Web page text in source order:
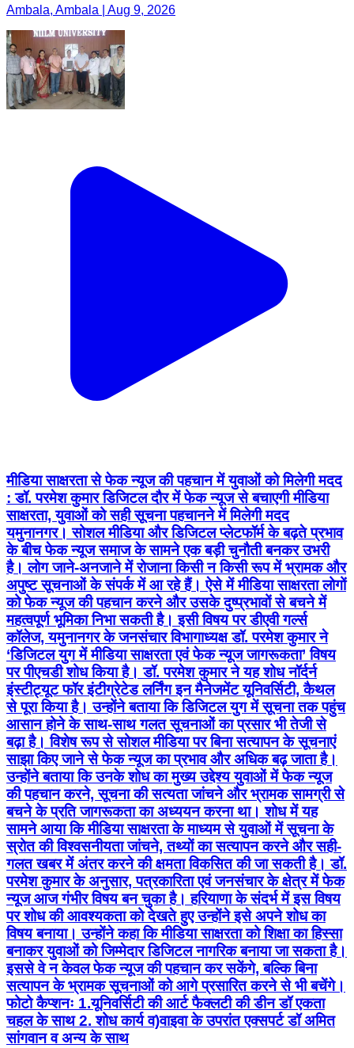
Ambala, Ambala | Aug 9, 2026
मीडिया साक्षरता से फेक न्यूज की पहचान में युवाओं को मिलेगी मदद
: डॉ. परमेश कुमार डिजिटल दौर में फेक न्यूज से बचाएगी मीडिया
साक्षरता, युवाओं को सही सूचना पहचानने में मिलेगी मदद
यमुनानगर। सोशल मीडिया और डिजिटल प्लेटफॉर्म के बढ़ते प्रभाव
के बीच फेक न्यूज समाज के सामने एक बड़ी चुनौती बनकर उभरी
है। लोग जाने-अनजाने में रोजाना किसी न किसी रूप में भ्रामक और
अपुष्ट सूचनाओं के संपर्क में आ रहे हैं। ऐसे में मीडिया साक्षरता लोगों
को फेक न्यूज की पहचान करने और उसके दुष्प्रभावों से बचने में
महत्वपूर्ण भूमिका निभा सकती है। इसी विषय पर डीएवी गर्ल्स
कॉलेज, यमुनानगर के जनसंचार विभागाध्यक्ष डॉ. परमेश कुमार ने
‘डिजिटल युग में मीडिया साक्षरता एवं फेक न्यूज जागरूकता’ विषय
पर पीएचडी शोध किया है। डॉ. परमेश कुमार ने यह शोध नॉर्दर्न
इंस्टीट्यूट फॉर इंटीग्रेटेड लर्निंग इन मैनेजमेंट यूनिवर्सिटी, कैथल
से पूरा किया है। उन्होंने बताया कि डिजिटल युग में सूचना तक पहुंच
आसान होने के साथ-साथ गलत सूचनाओं का प्रसार भी तेजी से
बढ़ा है। विशेष रूप से सोशल मीडिया पर बिना सत्यापन के सूचनाएं
साझा किए जाने से फेक न्यूज का प्रभाव और अधिक बढ़ जाता है।
उन्होंने बताया कि उनके शोध का मुख्य उद्देश्य युवाओं में फेक न्यूज
की पहचान करने, सूचना की सत्यता जांचने और भ्रामक सामग्री से
बचने के प्रति जागरूकता का अध्ययन करना था। शोध में यह
सामने आया कि मीडिया साक्षरता के माध्यम से युवाओं में सूचना के
स्रोत की विश्वसनीयता जांचने, तथ्यों का सत्यापन करने और सही-
गलत खबर में अंतर करने की क्षमता विकसित की जा सकती है। डॉ.
परमेश कुमार के अनुसार, पत्रकारिता एवं जनसंचार के क्षेत्र में फेक
न्यूज आज गंभीर विषय बन चुका है। हरियाणा के संदर्भ में इस विषय
पर शोध की आवश्यकता को देखते हुए उन्होंने इसे अपने शोध का
विषय बनाया। उन्होंने कहा कि मीडिया साक्षरता को शिक्षा का हिस्सा
बनाकर युवाओं को जिम्मेदार डिजिटल नागरिक बनाया जा सकता है।
इससे वे न केवल फेक न्यूज की पहचान कर सकेंगे, बल्कि बिना
सत्यापन के भ्रामक सूचनाओं को आगे प्रसारित करने से भी बचेंगे।
फोटो कैप्शनः 1.यूनिवर्सिटी की आर्ट फैक्लटी की डीन डॉ एकता
चहल के साथ 2. शोध कार्य व)वाइवा के उपरांत एक्सपर्ट डॉ अमित
सांगवान व अन्य के साथ